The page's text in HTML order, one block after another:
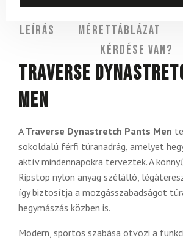
Leírás Mérettáblázat
Kérdése van?
Traverse
Men
A Traverse Dynastretch Pants Men
sokoldalú férfi túranadrág, amelyet
aktív mindennapokra terveztek. A
Ripstop nylon anyag szélálló,
így biztosítja a mozgásszabadságot
hegymászás közben is.
Modern, sportos szabása ötvözi a